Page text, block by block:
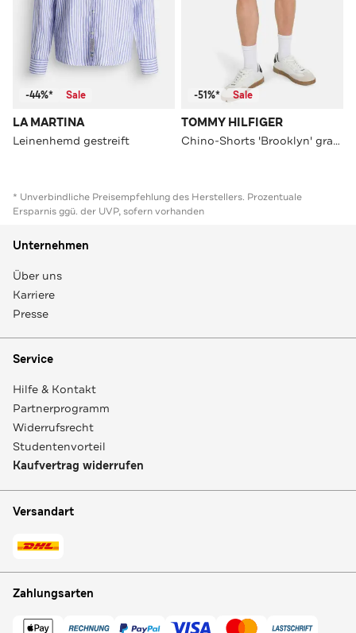
-44%* Sale
LA MARTINA
Leinenhemd gestreift
-51%* Sale
TOMMY HILFIGER
Chino-Shorts 'Brooklyn' graublau
* Unverbindliche Preisempfehlung des Herstellers. Prozentuale
Ersparnis ggü. der UVP, sofern vorhanden
Unternehmen
Über uns
Karriere
Presse
Service
Hilfe & Kontakt
Partnerprogramm
Widerrufsrecht
Studentenvorteil
Kaufvertrag widerrufen
Versandart
Zahlungsarten